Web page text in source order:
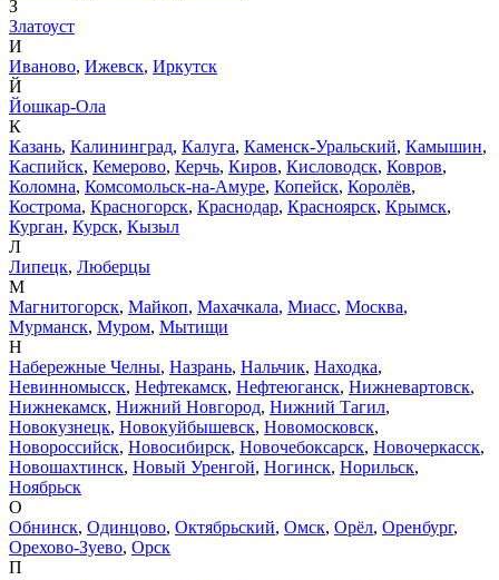
З
Златоуст
И
Иваново, Ижевск, Иркутск
Й
Йошкар-Ола
К
Казань, Калининград, Калуга, Каменск-Уральский, Камышин,
Каспийск, Кемерово, Керчь, Киров, Кисловодск, Ковров,
Коломна, Комсомольск-на-Амуре, Копейск, Королёв,
Кострома, Красногорск, Краснодар, Красноярск, Крымск,
Курган, Курск, Кызыл
Л
Липецк, Люберцы
М
Магнитогорск, Майкоп, Махачкала, Миасс, Москва,
Мурманск, Муром, Мытищи
Н
Набережные Челны, Назрань, Нальчик, Находка,
Невинномысск, Нефтекамск, Нефтеюганск, Нижневартовск,
Нижнекамск, Нижний Новгород, Нижний Тагил,
Новокузнецк, Новокуйбышевск, Новомосковск,
Новороссийск, Новосибирск, Новочебоксарск, Новочеркасск,
Новошахтинск, Новый Уренгой, Ногинск, Норильск,
Ноябрьск
О
Обнинск, Одинцово, Октябрьский, Омск, Орёл, Оренбург,
Орехово-Зуево, Орск
П